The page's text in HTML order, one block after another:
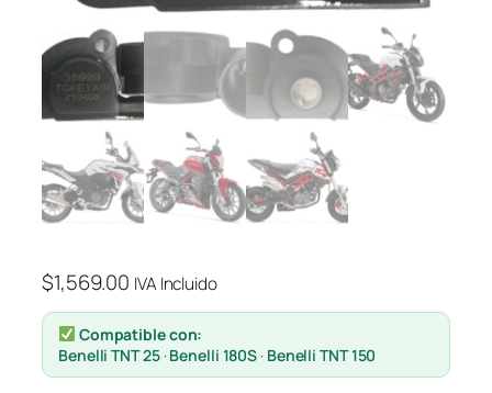
$1,569.00 IVA Incluido
Compatible con:
Benelli TNT 25· Benelli 180S · Benelli TNT 150